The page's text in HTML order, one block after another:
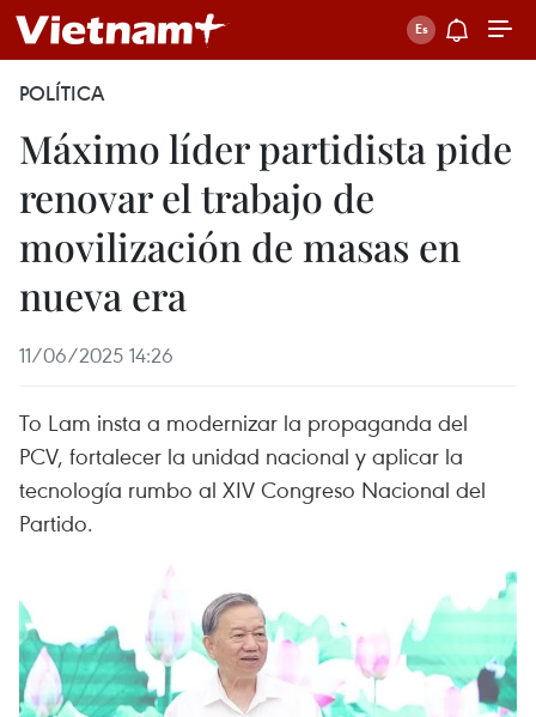
POLÍTICA
Máximo líder partidista pide
renovar el trabajo de
movilización de masas en
nueva era
11/06/2025 14:26
To Lam insta a modernizar la propaganda del
PCV, fortalecer la unidad nacional y aplicar la
tecnología rumbo al XIV Congreso Nacional del
Partido.